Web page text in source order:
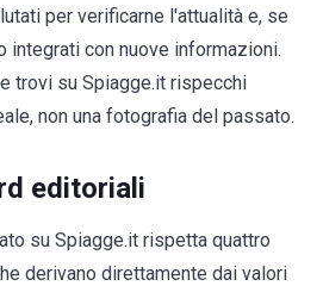
per verificarne l'attualità e, se
integrati con nuove informazioni.
trovi su Spiagge.it rispecchi
non una fotografia del passato.
editoriali
su Spiagge.it rispetta quattro
derivano direttamente dai valori